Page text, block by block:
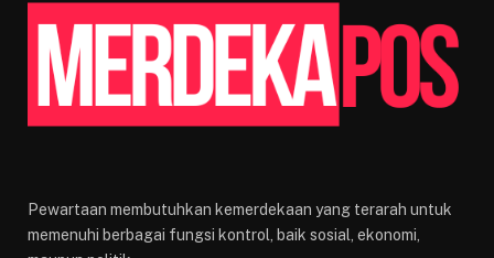
Pewartaan membutuhkan kemerdekaan yang terarah untuk
memenuhi berbagai fungsi kontrol, baik sosial, ekonomi,